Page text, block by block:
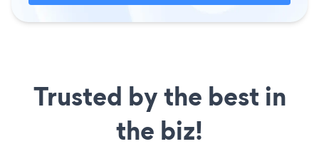
Trusted by the best in
the biz!